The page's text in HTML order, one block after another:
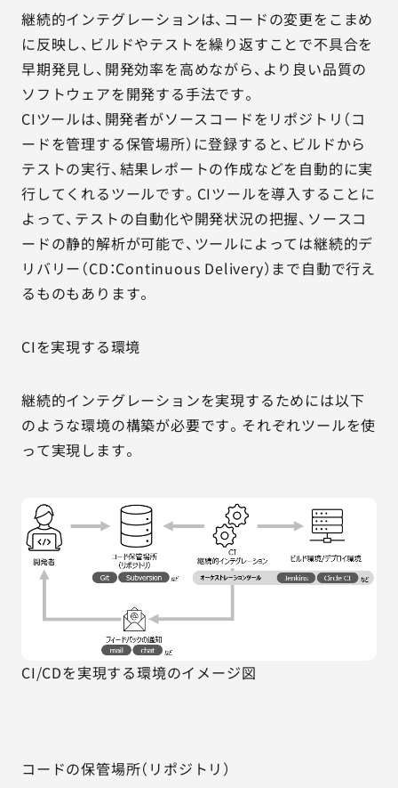
継続的インテグレーションは、コードの変更をこまめ
に反映し、ビルドやテストを繰り返すことで不具合を
早期発見し、開発効率を高めながら、より良い品質の
ソフトウェアを開発する手法です。
CIツールは、開発者がソースコードをリポジトリ（コ
ードを管理する保管場所）に登録すると、ビルドから
テストの実行、結果レポートの作成などを自動的に実
行してくれるツールです。CIツールを導入することに
よって、テストの自動化や開発状況の把握、ソースコ
ードの静的解析が可能で、ツールによっては継続的デ
リバリー（CD：Continuous Delivery）まで自動で行え
るものもあります。
CIを実現する環境
継続的インテグレーションを実現するためには以下
のような環境の構築が必要です。それぞれツールを使
って実現します。
CI/CDを実現する環境のイメージ図
コードの保管場所（リポジトリ）